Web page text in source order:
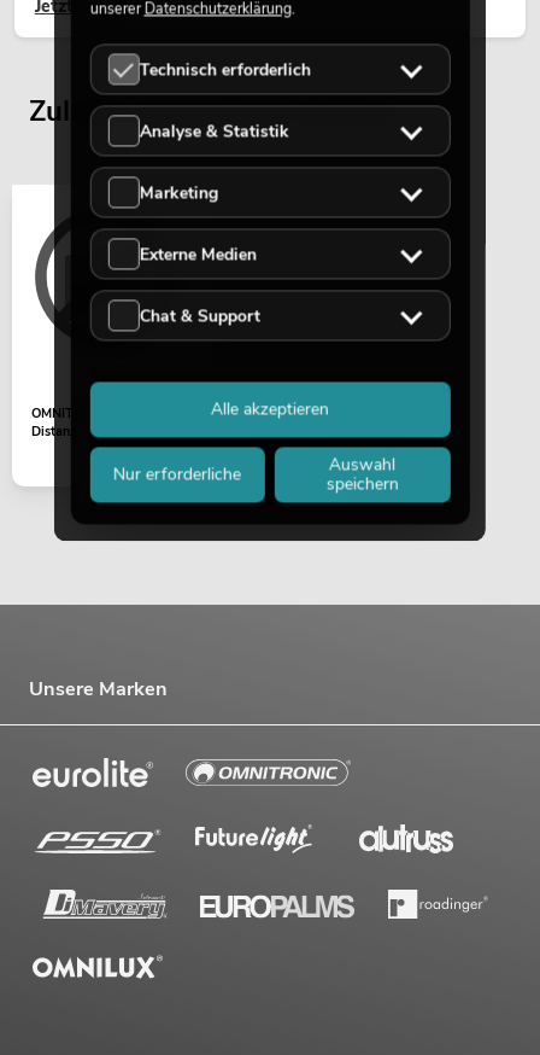
Jetzt lesen
Zuletzt angesehene Artikel
OMNITRONIC
Distanzstange für PEN ONE
Unsere Marken
unsererDatenschutzerklärung.
Technisch erforderlich
Analyse & Statistik
Marketing
Externe Medien
Chat & Support
Nur erforderliche
Auswahl
speichern
Alle akzeptieren